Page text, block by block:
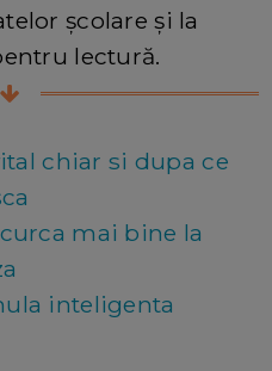
școlare și la
lectură.
chiar si dupa ce
mai bine la
inteligenta